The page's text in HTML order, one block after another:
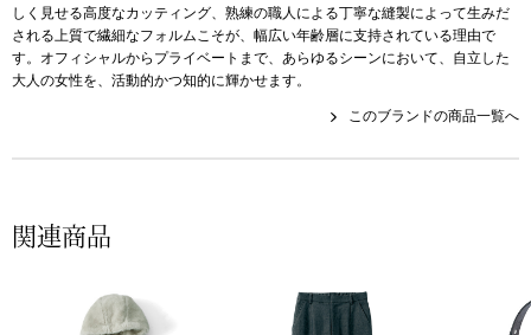
マフラー／ス
手袋
しく見せる高度なカッティング、熟練の職人による丁寧な縫製によって生みだ
される上質で繊細なフォルムこそが、幅広い年齢層に支持されている理由で
す。オフィシャルからプライベートまで、あらゆるシーンにおいて、自立した
大人の女性を、活動的かつ知的に輝かせます。
このブランドの商品一覧へ
関連商品